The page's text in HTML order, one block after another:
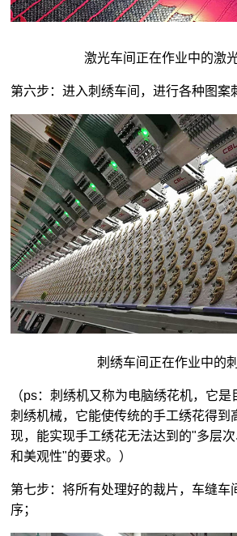
激光车间正在作业中的激
第六步：进入刺绣车间，进行各种图案
刺绣车间正在作业中的
（ps：刺绣机又称为电脑绣花机，它
刺绣机械，它能使传统的手工绣花得到
现，能实现手工绣花无法达到的"多层
和美观性"的要求。）
第七步：将所有处理好的裁片，车缝车
序；